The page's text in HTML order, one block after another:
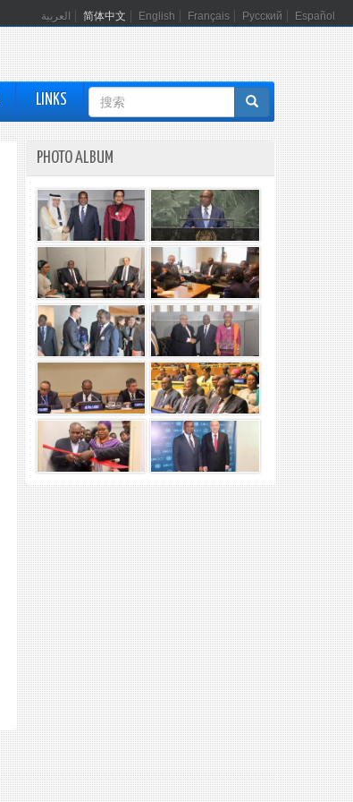
العربية 简体中文 English Français Русский Español
LINKS
搜
索
表
单
PHOTO ALBUM